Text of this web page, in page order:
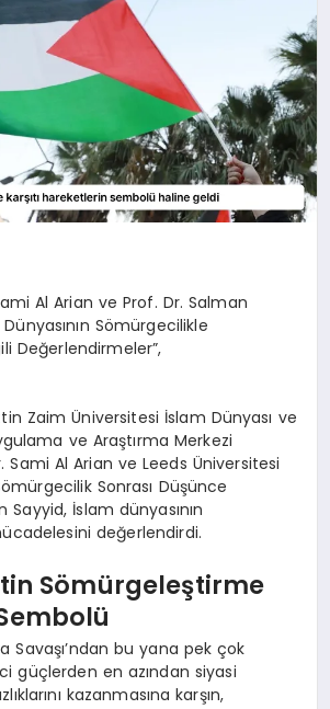
Al Arian ve Prof. Dr. Salman
Sömürgecilikle
Değerlendirmeler”,
Zaim Üniversitesi İslam Dünyası ve
ve Araştırma Merkezi
Sami Al Arian ve Leeds Üniversitesi
Sonrası Düşünce
Sayyid, İslam dünyasının
değerlendirdi.
Sömürgeleştirme
Savaşı’ndan bu yana pek çok
güçlerden en azından siyasi
kazanmasına karşın,